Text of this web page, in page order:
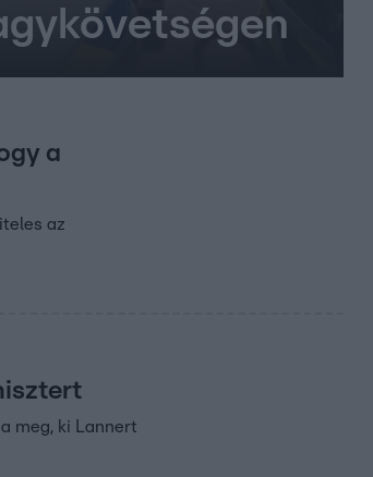
a
az
meg, ki Lannert